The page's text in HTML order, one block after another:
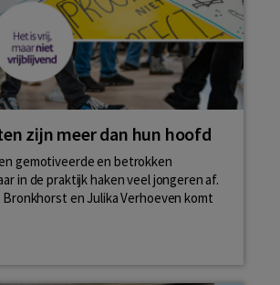
zijn meer dan hun hoofd
gemotiveerde en betrokken
in de praktijk haken veel jongeren af.
Bronkhorst en Julika Verhoeven komt